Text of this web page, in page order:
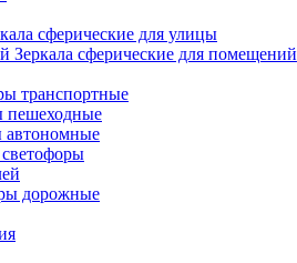
сферические для улицы
Зеркала сферические для помещений
транспортные
пешеходные
автономные
дорожные